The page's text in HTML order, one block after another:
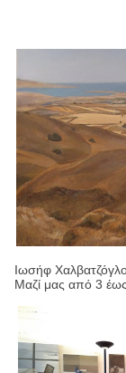
Ιωσήφ
Μαζί μας από 3